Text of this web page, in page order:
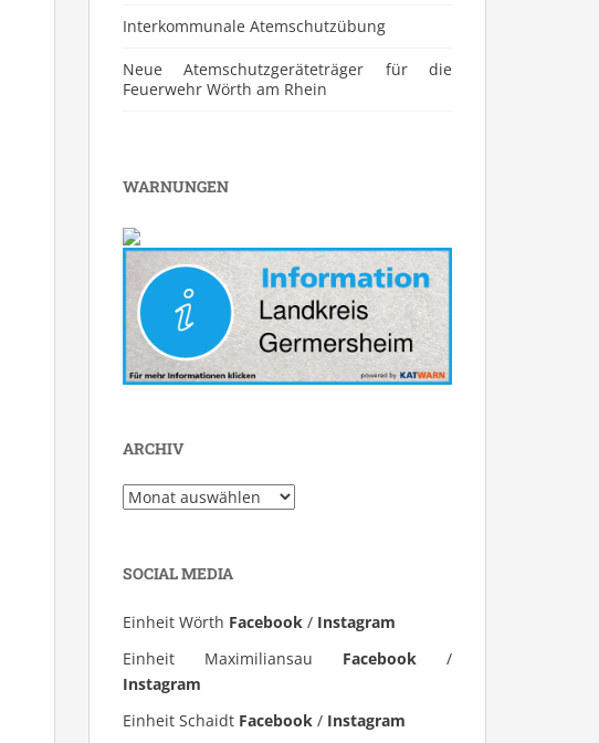
⁠Interkommunale Atemschutzübung
Neue Atemschutzgeräteträger für die
Feuerwehr Wörth am Rhein
WARNUNGEN
ARCHIV
Archiv
SOCIAL MEDIA
Einheit Wörth Facebook / Instagram
Einheit Maximiliansau Facebook /
Instagram
Einheit Schaidt Facebook / Instagram